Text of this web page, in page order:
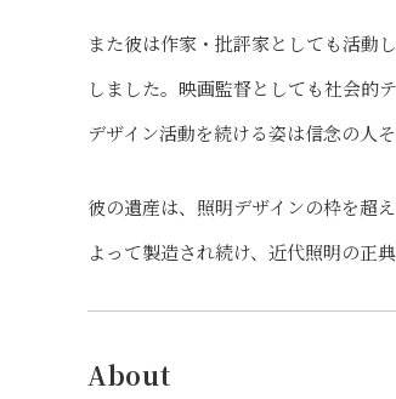
また彼は作家・批評家としても活動
しました。映画監督としても社会的
デザイン活動を続ける姿は信念の人そ
彼の遺産は、照明デザインの枠を超
よって製造され続け、近代照明の正
About